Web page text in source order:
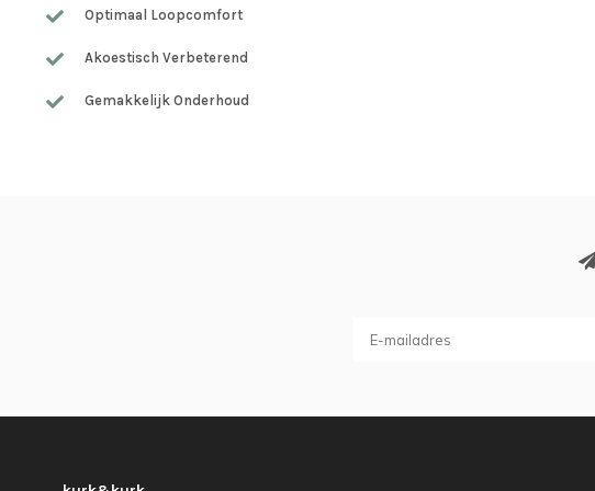
Optimaal Loopcomfort
Akoestisch Verbeterend
Gemakkelijk Onderhoud